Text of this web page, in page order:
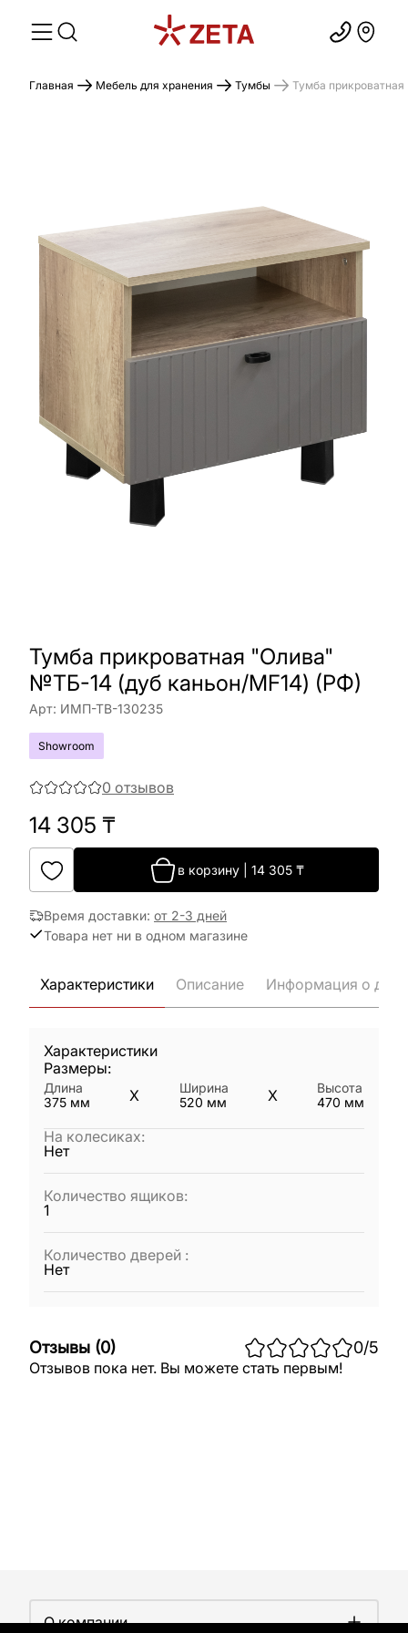
Главная Мебель для хранения Тумбы Тумба
Тумба прикроватная "Олива"
№ТБ-14 (дуб каньон/MF14) (РФ)
Арт: ИМП-ТВ-130235
Showroom
0 отзывов
14 305 ₸
в корзину 14 305 ₸
Время доставки: от 2-3 дней
Товара нет ни в одном магазине
Характеристики Описание Информация о
Характеристики
Размеры:
Длина
375 мм X
Ширина
520 мм X
Высота
470 мм
На колесиках:
Нет
Количество ящиков:
1
Количество дверей :
Нет
Отзывы (0) 0/5
Отзывов пока нет. Вы можете стать первым!
О компании